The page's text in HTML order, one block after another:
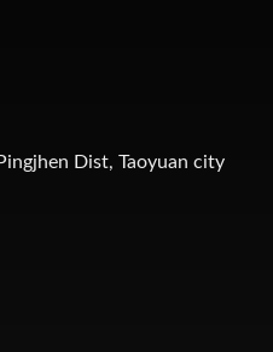
Dist, Taoyuan city